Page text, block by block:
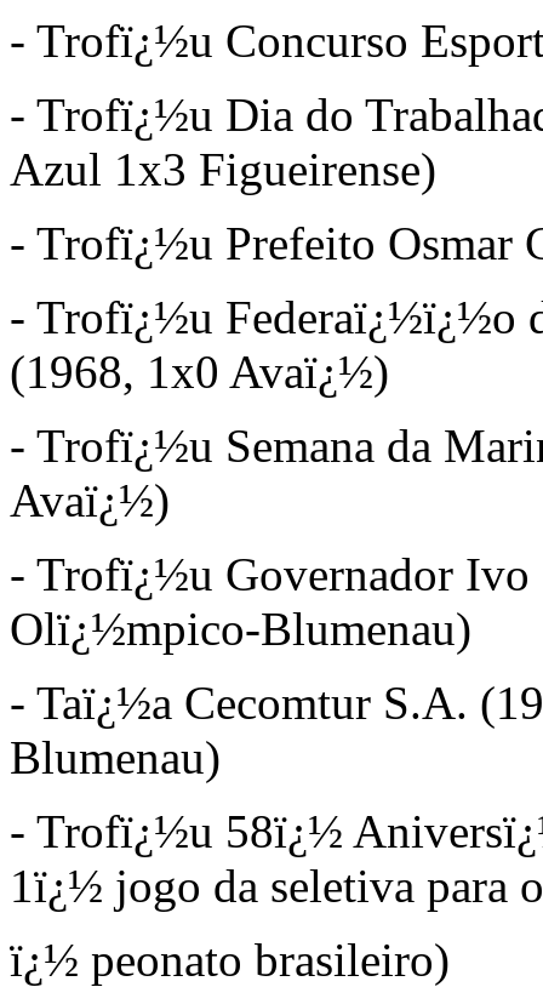
- Trofï¿½u Concurso
- Trofï¿½u Dia do
Azul 1x3 Figueirense)
- Trofï¿½u Prefeito Osmar
- Trofï¿½u Federaï¿½ï¿½o
(1968, 1x0 Avaï¿½)
- Trofï¿½u Semana da
Avaï¿½)
- Trofï¿½u Governador Ivo
Olï¿½mpico-Blumenau)
- Taï¿½a Cecomtur S.A.
Blumenau)
- Trofï¿½u 58ï¿½
1ï¿½ jogo da seletiva para
ï¿½ peonato brasileiro)